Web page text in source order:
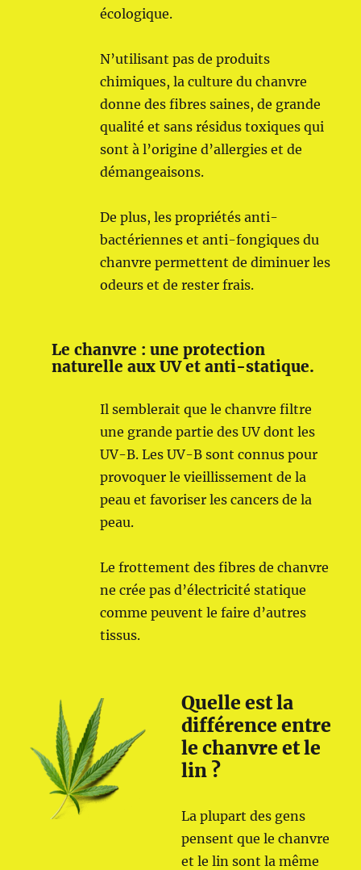
écologique.
N’utilisant pas de produits
chimiques, la culture du chanvre
donne des fibres saines, de grande
qualité et sans résidus toxiques qui
sont à l’origine d’allergies et de
démangeaisons.
De plus, les propriétés anti-
bactériennes et anti-fongiques du
chanvre permettent de diminuer les
odeurs et de rester frais.
Le chanvre : une protection
naturelle aux UV et anti-statique.
Il semblerait que le chanvre filtre
une grande partie des UV dont les
UV-B. Les UV-B sont connus pour
provoquer le vieillissement de la
peau et favoriser les cancers de la
peau.
Le frottement des fibres de chanvre
ne crée pas d’électricité statique
comme peuvent le faire d’autres
tissus.
Quelle est la
différence entre
le chanvre et le
lin ?
La plupart des gens
pensent que le chanvre
et le lin sont la même